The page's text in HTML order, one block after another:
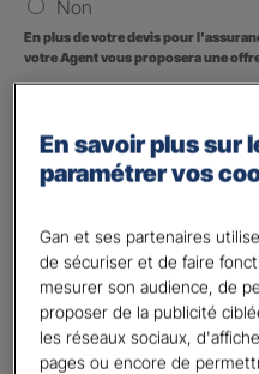
Non
En plus de votre devis pour
votre Agent vous proposera une
Etes-vous déjà client Gan
Non
Madame
Monsieur
En savoir plus sur
paramétrer vos
Gan et ses partenaires
de sécuriser et de faire
mesurer son audience, de
proposer de la publicité
les réseaux sociaux,
pages ou encore de